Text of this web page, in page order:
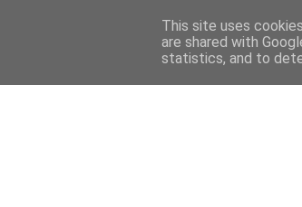
This site uses
are shared with
statistics, and to